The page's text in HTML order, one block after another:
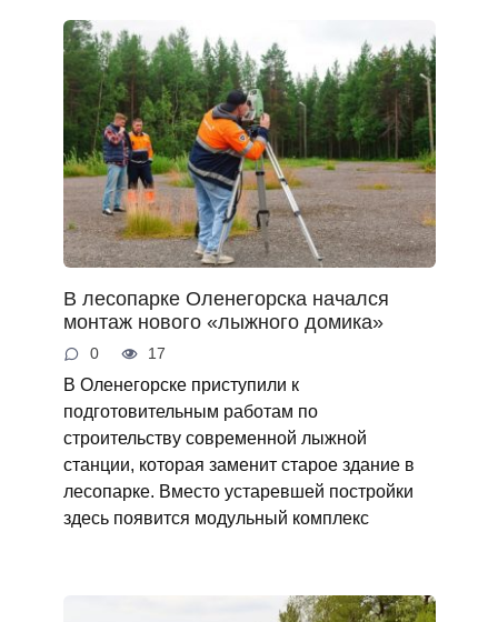
В лесопарке Оленегорска начался
монтаж нового «лыжного домика»
0 17
В Оленегорске приступили к
подготовительным работам по
строительству современной лыжной
станции, которая заменит старое здание в
лесопарке. Вместо устаревшей постройки
здесь появится модульный комплекс